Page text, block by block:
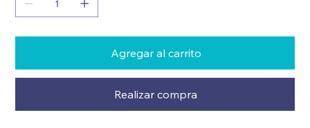
Agregar al carrito
Realizar compra